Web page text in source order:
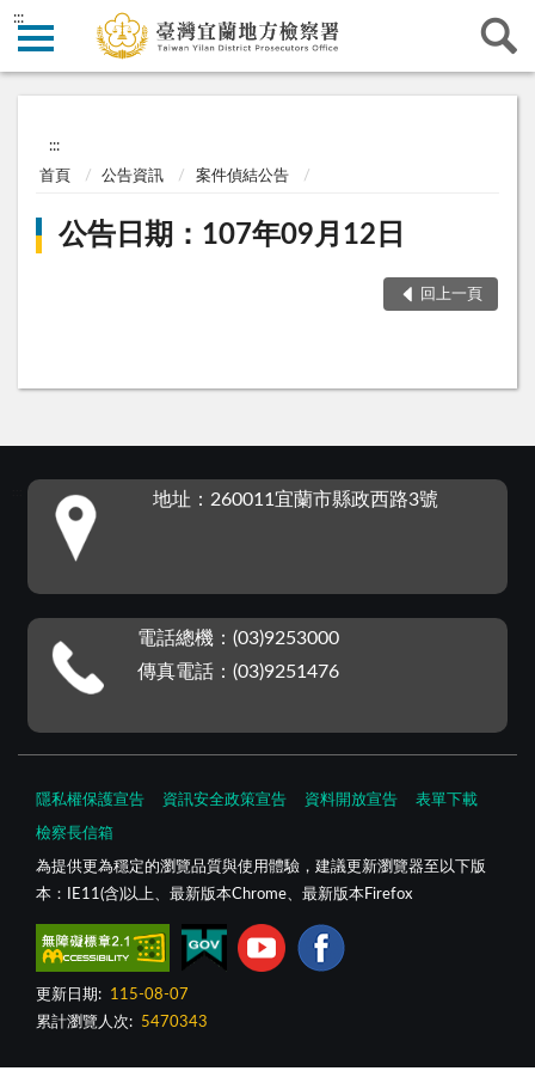
:::
:::
首頁 公告資訊 案件偵結公告
公告日期：107年09月12日
回上一頁
地址：260011宜蘭市縣政西路3號
電話總機：(03)9253000
傳真電話：(03)9251476
隱私權保護宣告 資訊安全政策宣告 資料開放宣告 表單下載
檢察長信箱
為提供更為穩定的瀏覽品質與使用體驗，建議更新瀏覽器至以下版
本：IE11(含)以上、最新版本Chrome、最新版本Firefox
更新日期:
115-08-07
累計瀏覽人次:
5470343